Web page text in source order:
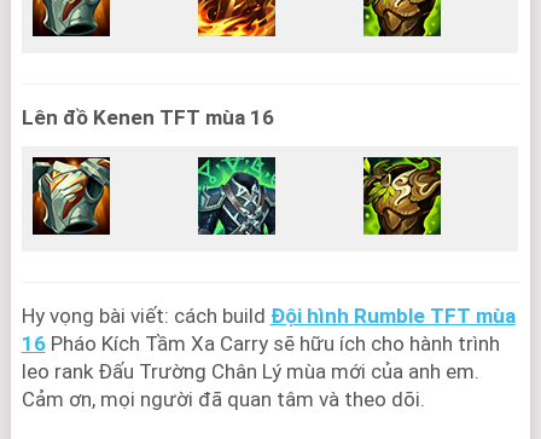
Lên đồ Kenen TFT mùa 16
Hy vọng bài viết: cách build Đội hình Rumble TFT mùa
16Pháo Kích Tầm Xa Carry sẽ hữu ích cho hành trình
leo rank Đấu Trường Chân Lý mùa mới của anh em.
Cảm ơn, mọi người đã quan tâm và theo dõi.